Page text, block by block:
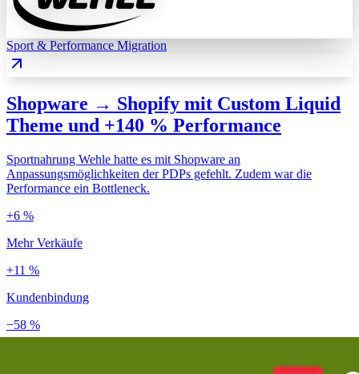
Sport & Performance Migration
Shopware → Shopify mit Custom Liquid
Theme und +140 % Performance
Sportnahrung Wehle hatte es mit Shopware an
Anpassungsmöglichkeiten der PDPs gefehlt. Zudem war die
Performance ein Bottleneck.
+6 %
Mehr Verkäufe
+11 %
Kundenbindung
−58 %